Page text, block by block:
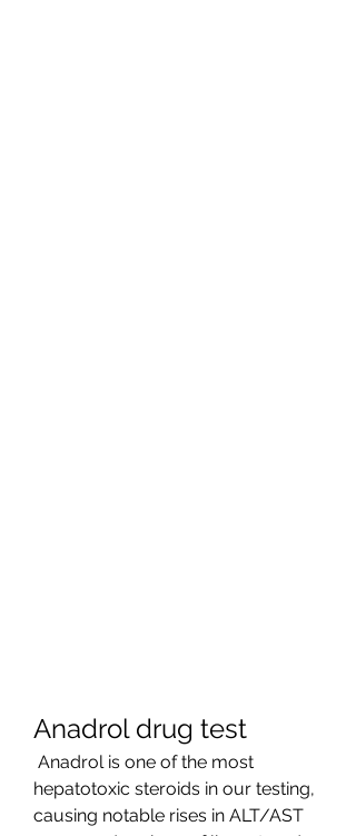
Anadrol drug test
hepatotoxic steroids in our testing,
causing notable rises in ALT/AST